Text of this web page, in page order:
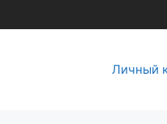
Личный